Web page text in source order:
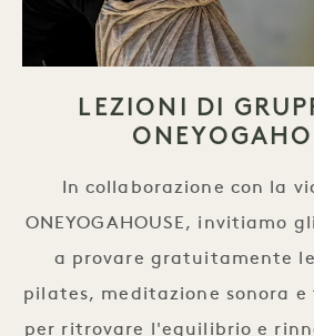
LEZIONI DI
In collaborazione con la
ONEYOGAHOUSE, invitiamo
a provare gratuitamente
pilates, meditazione sonora
per ritrovare l'equilibrio e